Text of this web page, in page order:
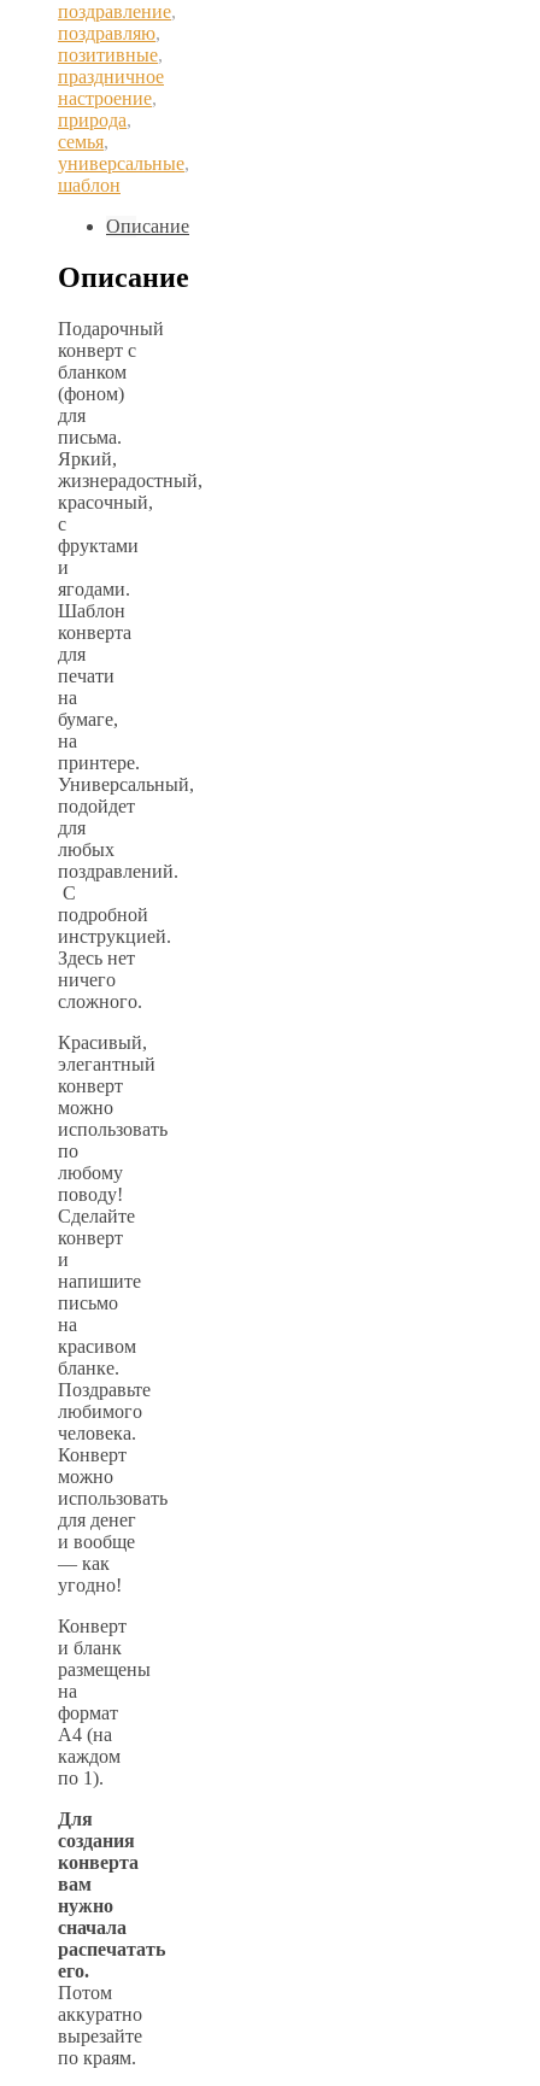
поздравление,
поздравляю,
позитивные,
праздничное
настроение,
природа,
семья,
универсальные,
шаблон
Описание
Описание
Подарочный
конверт с
бланком
(фоном)
для
письма.
Яркий,
жизнерадостный,
красочный,
с
фруктами
и
ягодами.
Шаблон
конверта
для
печати
на
бумаге,
на
принтере.
Универсальный,
подойдет
для
любых
поздравлений.
С
подробной
инструкцией.
Здесь нет
ничего
сложного.
Красивый,
элегантный
конверт
можно
использовать
по
любому
поводу!
Сделайте
конверт
и
напишите
письмо
на
красивом
бланке.
Поздравьте
любимого
человека.
Конверт
можно
использовать
для денег
и вообще
— как
угодно!
Конверт
и бланк
размещены
на
формат
А4 (на
каждом
по 1).
Для
создания
конверта
вам
нужно
сначала
распечатать
его.
Потом
аккуратно
вырезайте
по краям.